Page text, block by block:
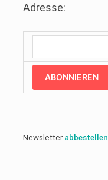
Adresse:
ABONNIEREN
Newsletterabbestellen